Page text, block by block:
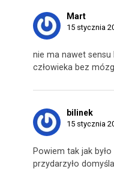
Mart
15 stycznia
nie ma nawet
człowieka bez
bilinek
15 stycznia
Powiem tak jak
przydarzyło